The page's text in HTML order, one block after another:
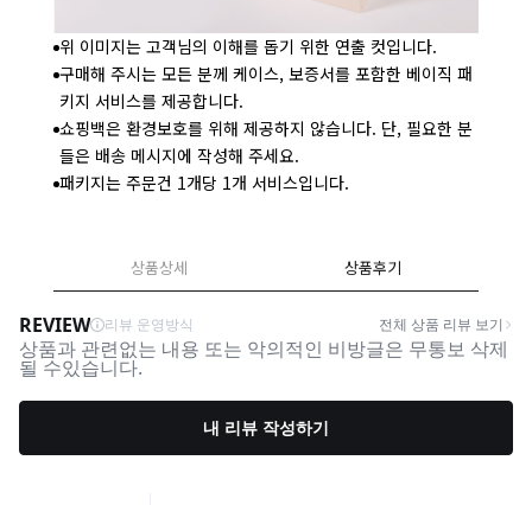
위 이미지는 고객님의 이해를 돕기 위한 연출 컷입니다.
구매해 주시는 모든 분께 케이스, 보증서를 포함한 베이직 패
키지 서비스를 제공합니다.
쇼핑백은 환경보호를 위해 제공하지 않습니다. 단, 필요한 분
들은 배송 메시지에 작성해 주세요.
패키지는 주문건 1개당 1개 서비스입니다.
상품상세 상품후기